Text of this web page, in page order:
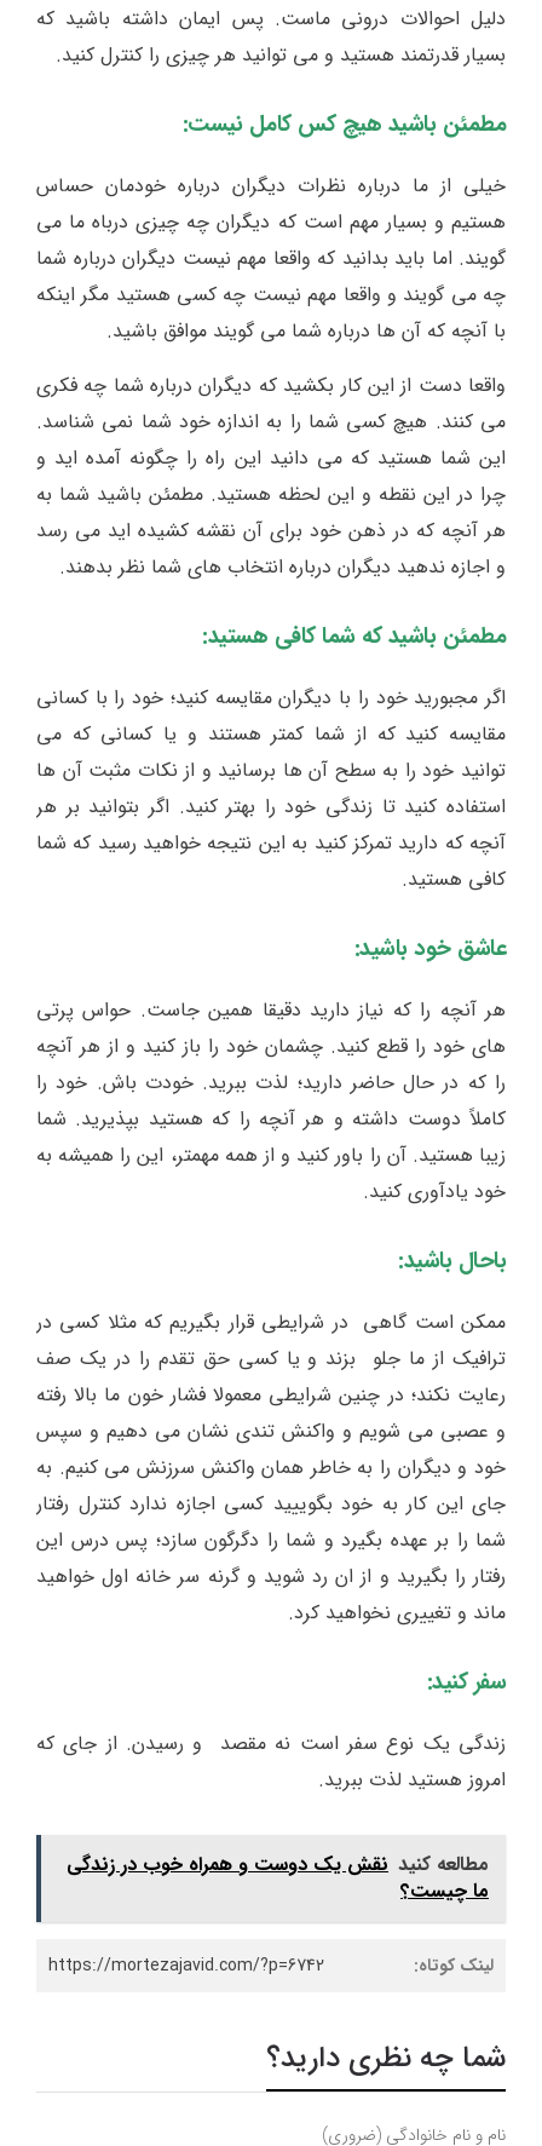
دلیل احوالات درونی ماست. پس ایمان داشته باشید که
بسیار قدرتمند هستید و می توانید هر چیزی را کنترل کنید.
مطمئن باشید هیچ کس کامل نیست:
خیلی از ما درباره نظرات دیگران درباره خودمان حساس
هستیم و بسیار مهم است که دیگران چه چیزی درباه ما می
گویند. اما باید بدانید که واقعا مهم نیست دیگران درباره شما
چه می گویند و واقعا مهم نیست چه کسی هستید مگر اینکه
با آنچه که آن ها درباره شما می گویند موافق باشید.
واقعا دست از این کار بکشید که دیگران درباره شما چه فکری
می کنند. هیچ کسی شما را به اندازه خود شما نمی شناسد.
این شما هستید که می دانید این راه را چگونه آمده اید و
چرا در این نقطه و این لحظه هستید. مطمئن باشید شما به
هر آنچه که در ذهن خود برای آن نقشه کشیده اید می رسد
و اجازه ندهید دیگران درباره انتخاب های شما نظر بدهند.
مطمئن باشید که شما کافی هستید:
اگر مجبورید خود را با دیگران مقایسه کنید؛ خود را با کسانی
مقایسه کنید که از شما کمتر هستند و یا کسانی که می
توانید خود را به سطح آن ها برسانید و از نکات مثبت آن ها
استفاده کنید تا زندگی خود را بهتر کنید. اگر بتوانید بر هر
آنچه که دارید تمرکز کنید به این نتیجه خواهید رسید که شما
کافی هستید.
عاشق خود باشید:
هر آنچه را که نیاز دارید دقیقا همین جاست. حواس پرتی
های خود را قطع کنید. چشمان خود را باز کنید و از هر آنچه
را که در حال حاضر دارید؛ لذت ببرید. خودت باش. خود را
کاملاً دوست داشته و هر آنچه را که هستید بپذیرید. شما
زیبا هستید. آن را باور کنید و از همه مهمتر، این را همیشه به
خود یادآوری کنید.
باحال باشید:
ممکن است گاهی در شرایطی قرار بگیریم که مثلا کسی در
ترافیک از ما جلو بزند و یا کسی حق تقدم را در یک صف
رعایت نکند؛ در چنین شرایطی معمولا فشار خون ما بالا رفته
و عصبی می شویم و واکنش تندی نشان می دهیم و سپس
خود و دیگران را به خاطر همان واکنش سرزنش می کنیم. به
جای این کار به خود بگوییید کسی اجازه ندارد کنترل رفتار
شما را بر عهده بگیرد و شما را دگرگون سازد؛ پس درس این
رفتار را بگیرید و از ان رد شوید و گرنه سر خانه اول خواهید
ماند و تغییری نخواهید کرد.
سفر کنید:
زندگی یک نوع سفر است نه مقصد و رسیدن. از جای که
امروز هستید لذت ببرید.
مطالعه کنید نقش یک دوست و همراه خوب در زندگی
ما چیست؟
لینک کوتاه: https://mortezajavid.com/?p=6742
شما چه نظری دارید؟
نام و نام خانوادگی (ضروری)